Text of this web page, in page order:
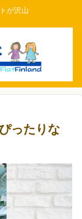
が沢山
ったりな